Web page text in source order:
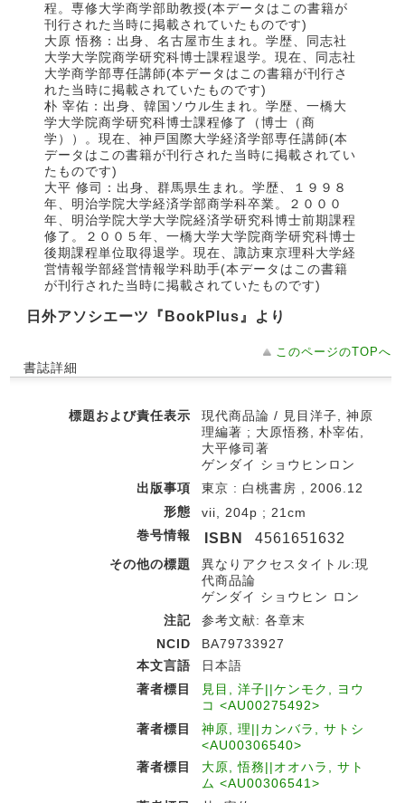
程。専修大学商学部助教授(本データはこの書籍が
刊行された当時に掲載されていたものです)
大原 悟務：出身、名古屋市生まれ。学歴、同志社
大学大学院商学研究科博士課程退学。現在、同志社
大学商学部専任講師(本データはこの書籍が刊行さ
れた当時に掲載されていたものです)
朴 宰佑：出身、韓国ソウル生まれ。学歴、一橋大
学大学院商学研究科博士課程修了（博士（商
学））。現在、神戸国際大学経済学部専任講師(本
データはこの書籍が刊行された当時に掲載されてい
たものです)
大平 修司：出身、群馬県生まれ。学歴、１９９８
年、明治学院大学経済学部商学科卒業。２０００
年、明治学院大学大学院経済学研究科博士前期課程
修了。２００５年、一橋大学大学院商学研究科博士
後期課程単位取得退学。現在、諏訪東京理科大学経
営情報学部経営情報学科助手(本データはこの書籍
が刊行された当時に掲載されていたものです)
日外アソシエーツ『BookPlus』より
このページのTOPへ
書誌詳細
標題および責任表示
現代商品論 / 見目洋子, 神原
理編著 ; 大原悟務, 朴宰佑,
大平修司著
ゲンダイ ショウヒンロン
出版事項
東京 : 白桃書房 , 2006.12
形態
vii, 204p ; 21cm
巻号情報
ISBN 4561651632
その他の標題
異なりアクセスタイトル:現
代商品論
ゲンダイ ショウヒン ロン
注記
参考文献: 各章末
NCID
BA79733927
本文言語
日本語
著者標目
見目, 洋子||ケンモク, ヨウ
コ <AU00275492>
著者標目
神原, 理||カンバラ, サトシ
<AU00306540>
著者標目
大原, 悟務||オオハラ, サト
ム <AU00306541>